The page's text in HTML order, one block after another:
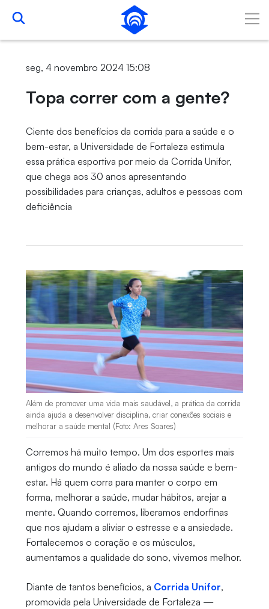
Skip to Main Content
seg, 4 novembro 2024 15:08
Topa correr com a gente?
Ciente dos benefícios da corrida para a saúde e o
bem-estar, a Universidade de Fortaleza estimula
essa prática esportiva por meio da Corrida Unifor,
que chega aos 30 anos apresentando
possibilidades para crianças, adultos e pessoas com
deficiência
Além de promover uma vida mais saudável, a prática da corrida
ainda ajuda a desenvolver disciplina, criar conexões sociais e
melhorar a saúde mental (Foto: Ares Soares)
Corremos há muito tempo. Um dos esportes mais
antigos do mundo é aliado da nossa saúde e bem-
estar. Há quem corra para manter o corpo em
forma, melhorar a saúde, mudar hábitos, arejar a
mente. Quando corremos, liberamos endorfinas
que nos ajudam a aliviar o estresse e a ansiedade.
Fortalecemos o coração e os músculos,
aumentamos a qualidade do sono, vivemos melhor.
Diante de tantos benefícios, a Corrida Unifor,
promovida pela Universidade de Fortaleza —